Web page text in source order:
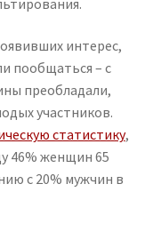
интерес,
пообщаться – с
преобладали,
участников.
статистику,
46% женщин 65
с 20% мужчин в